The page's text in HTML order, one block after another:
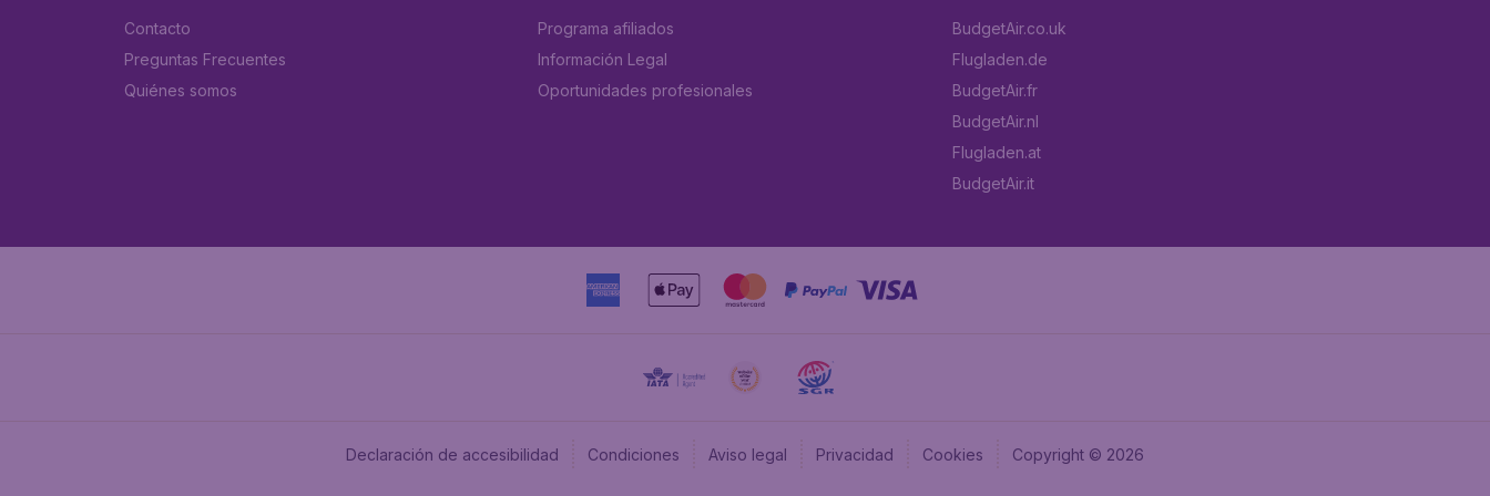
Contacto
Preguntas Frecuentes
Quiénes somos
Programa afiliados
Información Legal
Oportunidades profesionales
BudgetAir.co.uk
Flugladen.de
BudgetAir.fr
BudgetAir.nl
Flugladen.at
BudgetAir.it
Declaración de accesibilidad Condiciones Aviso legal Privacidad Cookies Copyright © 2026